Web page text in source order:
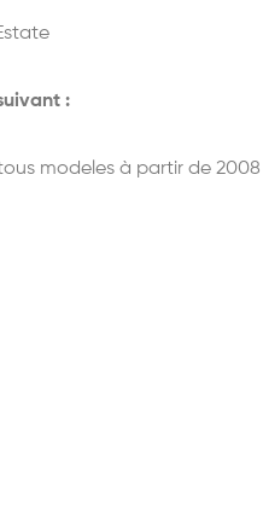
:
modeles à partir de 2008